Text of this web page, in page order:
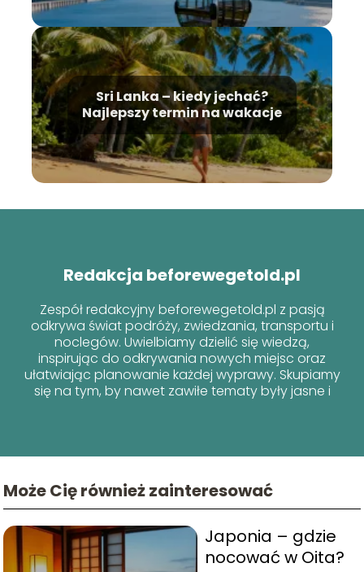
Sri Lanka – kiedy jechać?
Najlepszy termin na wakacje
Redakcja beforewegetold.pl
Zespół redakcyjny beforewegetold.pl z pasją
odkrywa świat podróży, zwiedzania, transportu i
noclegów. Uwielbiamy dzielić się wiedzą,
inspirując do odkrywania nowych miejsc oraz
ułatwiając planowanie każdej wyprawy. Skupiamy
się na tym, by nawet zawiłe tematy były jasne i
Może Cię również zainteresować
Japonia – gdzie
nocować w Oita?